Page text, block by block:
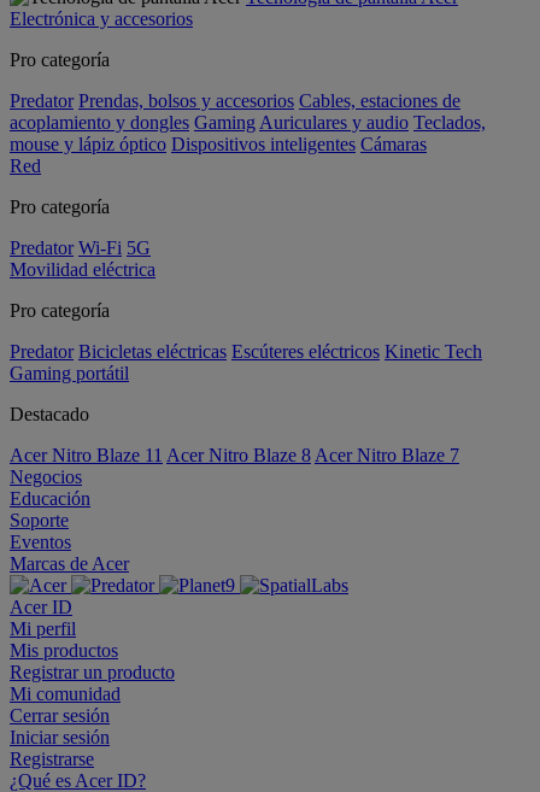
Electrónica y accesorios
Pro categoría
Predator Prendas, bolsos y accesorios Cables, estaciones de
acoplamiento y dongles Gaming Auriculares y audio Teclados,
mouse y lápiz óptico Dispositivos inteligentes Cámaras
Red
Pro categoría
Predator Wi-Fi 5G
Movilidad eléctrica
Pro categoría
Predator Bicicletas eléctricas Escúteres eléctricos Kinetic Tech
Gaming portátil
Destacado
Acer Nitro Blaze 11 Acer Nitro Blaze 8 Acer Nitro Blaze 7
Negocios
Educación
Soporte
Eventos
Marcas de Acer
Acer ID
Mi perfil
Mis productos
Registrar un producto
Mi comunidad
Cerrar sesión
Iniciar sesión
Registrarse
¿Qué es Acer ID?